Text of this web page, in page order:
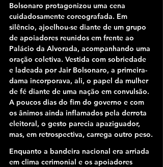
Bolsonaro protagonizou uma cena
cuidadosamente coreografada. Em
silêncio, ajoelhou-se diante de um grupo
de apoiadores reunidos em frente ao
Palácio da Alvorada, acompanhando uma
oração coletiva. Vestida com sobriedade
e ladeada por Jair Bolsonaro, a primeira-
dama incorporava, ali, o papel da mulher
de fé diante de uma nação em convulsão.
A poucos dias do fim do governo e com
os ânimos ainda inflamados pela derrota
eleitoral, o gesto parecia apaziguador,
mas, em retrospectiva, carrega outro peso.
Enquanto a bandeira nacional era arriada
em clima cerimonial e os apoiadores